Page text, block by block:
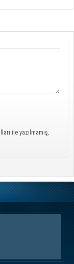
ile yazılmamış,